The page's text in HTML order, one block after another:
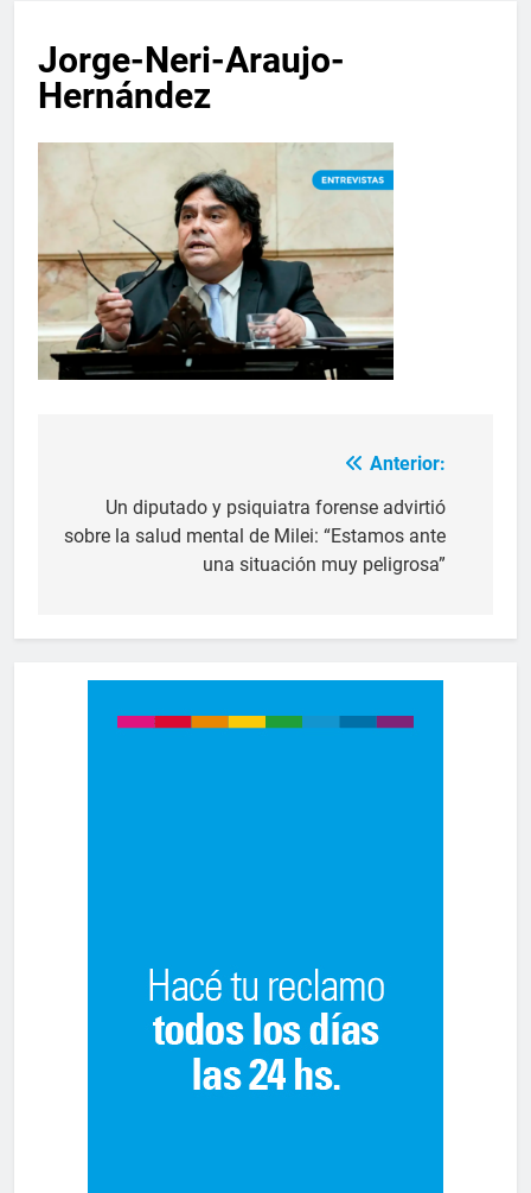
Jorge-Neri-Araujo-
Hernández
Anterior:
Un diputado y psiquiatra forense advirtió
sobre la salud mental de Milei: “Estamos ante
una situación muy peligrosa”